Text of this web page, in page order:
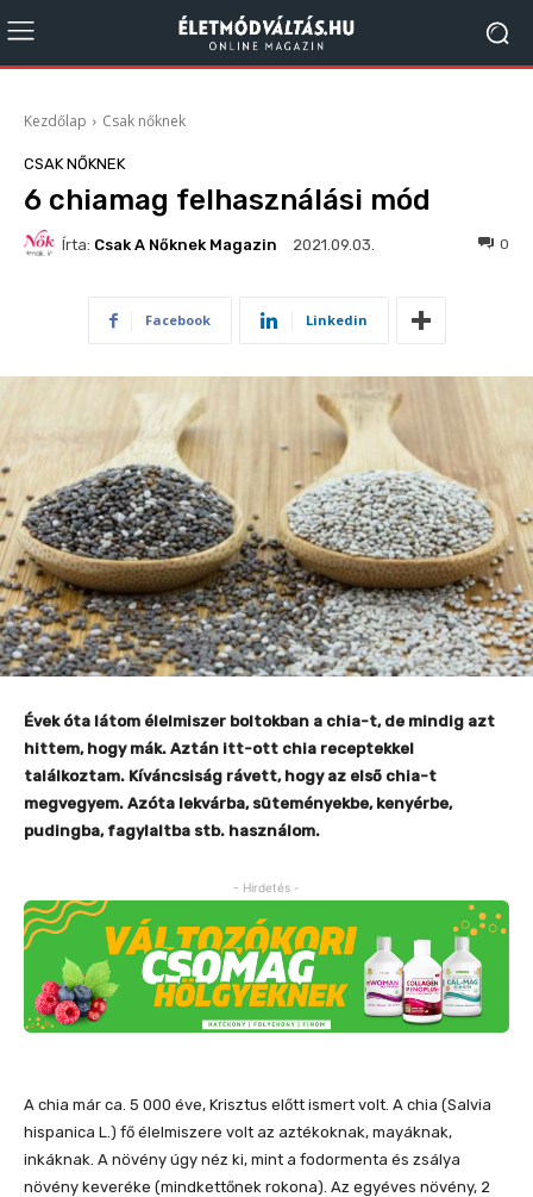
Kezdőlap Csak nőknek
CSAK NŐKNEK
6 chiamag felhasználási mód
Írta: Csak A Nőknek Magazin 2021.09.03. 0
Facebook Linkedin
Évek óta látom élelmiszer boltokban a chia-t, de mindig azt
hittem, hogy mák. Aztán itt-ott chia receptekkel
találkoztam. Kíváncsiság rávett, hogy az első chia-t
megvegyem. Azóta lekvárba, süteményekbe, kenyérbe,
pudingba, fagylaltba stb. használom.
- Hirdetés -
A chia már ca. 5 000 éve, Krisztus előtt ismert volt. A chia (Salvia
hispanica L.) fő élelmiszere volt az aztékoknak, mayáknak,
inkáknak. A növény úgy néz ki, mint a fodormenta és zsálya
növény keveréke (mindkettőnek rokona). Az egyéves növény, 2